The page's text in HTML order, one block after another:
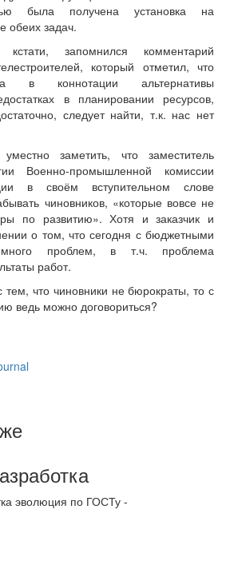
была получена установка на
обеих задач.
запомнился комментарий
который отметил, что
в коннотации альтернативы
в планировании ресурсов,
следует найти, т.к. нас нет
заметить, что заместитель
Военно-промышленной комиссии
в своём вступительном слове
чиновников, «которые вовсе не
по развитию». Хотя и заказчик и
о том, что сегодня с бюджетными
много проблем, в т.ч. проблема
работ.
тем, что чиновники не бюрократы, то с
ведь можно договориться?
эволюция по ГОСТу -